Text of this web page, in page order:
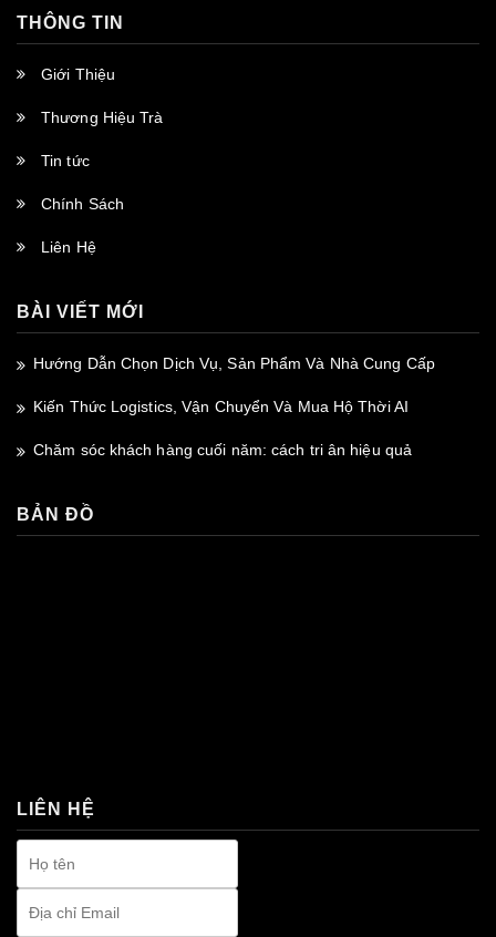
THÔNG TIN
Giới Thiệu
Thương Hiệu Trà
Tin tức
Chính Sách
Liên Hệ
BÀI VIẾT MỚI
Hướng Dẫn Chọn Dịch Vụ, Sản Phẩm Và Nhà Cung Cấp
Kiến Thức Logistics, Vận Chuyển Và Mua Hộ Thời AI
Chăm sóc khách hàng cuối năm: cách tri ân hiệu quả
BẢN ĐỒ
LIÊN HỆ